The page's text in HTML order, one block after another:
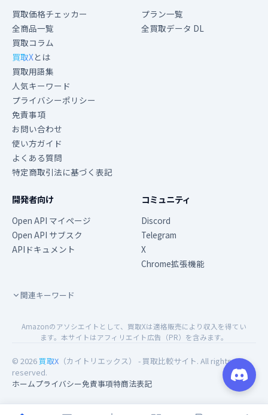
買取価格チェッカー
全商品一覧
買取コラム
買取Xとは
買取用語集
人気キーワード
プライバシーポリシー
免責事項
お問い合わせ
使い方ガイド
よくある質問
特定商取引法に基づく表記
プラン一覧
全買取データ DL
開発者向け
Open API マイページ
Open API サブスク
APIドキュメント
コミュニティ
Discord
Telegram
X
Chrome拡張機能
関連キーワード
Amazonのアソシエイトとして、買取Xは適格販売により収入を得てい
ます。本サイトはアフィリエイト広告（PR）を含みます。
© 2026 買取X （カイトリエックス） - 買取比較サイト. All rights
reserved.
ホームプライバシー免責事項特商法表記